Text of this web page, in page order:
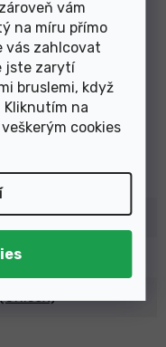
vám
na míru přímo
vás zahlcovat
jste zarytí
bruslemi, když
Kliknutím na
cookies
kompatibilní se
vázání se 2 raily,
Prolink,... Číst více
boty běžecké